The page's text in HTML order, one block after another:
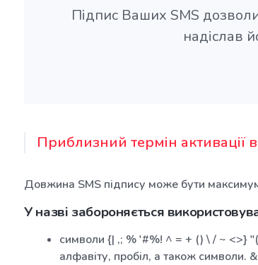
Підпис Ваших SMS
надіслав
Приблизний термін активації
Довжина SMS підпису може бути
У назві забороняється
символи {| ,; % '#%! ^ = + () \ / ~ <>}
алфавіту, пробіл, а також символи.